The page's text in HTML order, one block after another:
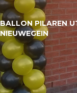
BALLON PILAREN
NIEUWEGEIN